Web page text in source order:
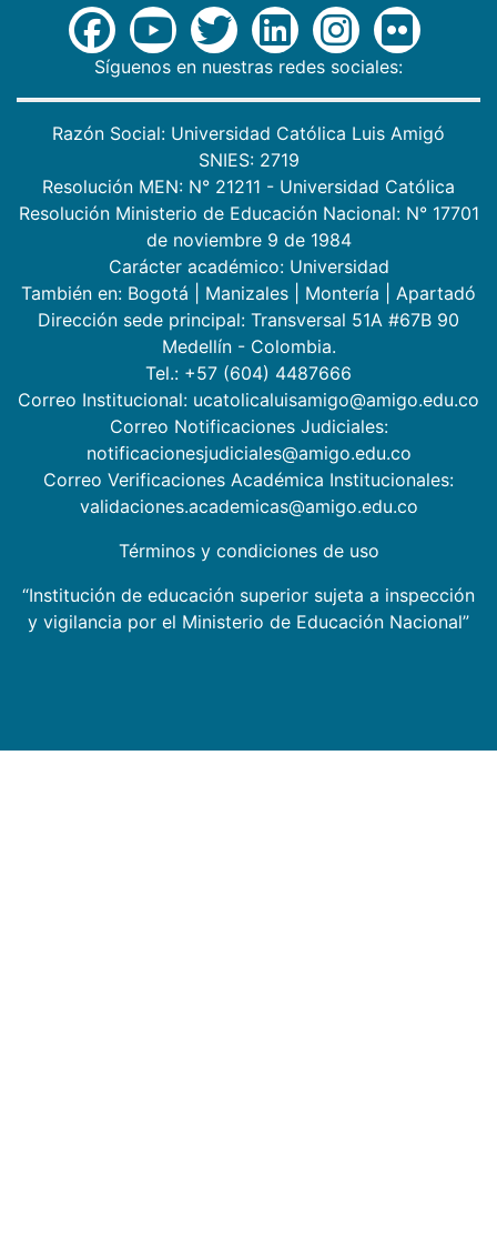
Síguenos en nuestras redes sociales:
Razón Social: Universidad Católica Luis Amigó
SNIES: 2719
Resolución MEN: N° 21211 - Universidad Católica
Resolución Ministerio de Educación Nacional: N° 17701
de noviembre 9 de 1984
Carácter académico: Universidad
También en: Bogotá Manizales Montería
Apartadó
Dirección sede principal: Transversal 51A #67B 90
Medellín - Colombia.
Tel.: +57 (604) 4487666
Correo Institucional: ucatolicaluisamigo@amigo.edu.co
Correo Notificaciones Judiciales:
notificacionesjudiciales@amigo.edu.co
Correo Verificaciones Académica Institucionales:
validaciones.academicas@amigo.edu.co
Términos y condiciones de uso
“Institución de educación superior sujeta a inspección
y vigilancia por el Ministerio de Educación Nacional”